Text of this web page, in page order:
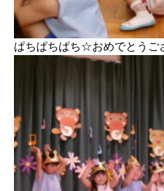
ぱちぱちぱち☆おめでとうご